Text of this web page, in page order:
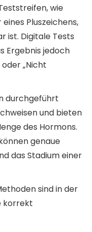
wie
Pluszeichens,
ist. Digitale Tests
Ergebnis jedoch
„Nicht
durchgeführt
und bieten
des Hormons.
genaue
das Stadium einer
sind in der
korrekt